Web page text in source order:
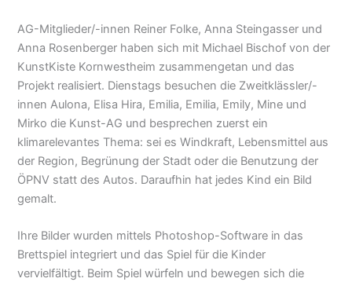
AG-Mitglieder/-innen Reiner Folke, Anna Steingasser und
Anna Rosenberger haben sich mit Michael Bischof von der
KunstKiste Kornwestheim zusammengetan und das
Projekt realisiert. Dienstags besuchen die Zweitklässler/-
innen Aulona, Elisa Hira, Emilia, Emilia, Emily, Mine und
Mirko die Kunst-AG und besprechen zuerst ein
klimarelevantes Thema: sei es Windkraft, Lebensmittel aus
der Region, Begrünung der Stadt oder die Benutzung der
ÖPNV statt des Autos. Daraufhin hat jedes Kind ein Bild
gemalt.
Ihre Bilder wurden mittels Photoshop-Software in das
Brettspiel integriert und das Spiel für die Kinder
vervielfältigt. Beim Spiel würfeln und bewegen sich die